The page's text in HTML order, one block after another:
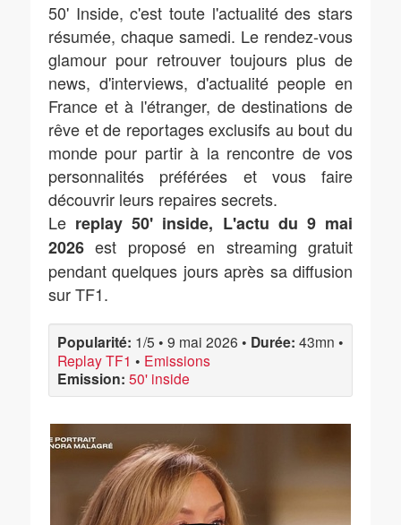
50' Inside, c'est toute l'actualité des stars
résumée, chaque samedi. Le rendez-vous
glamour pour retrouver toujours plus de
news, d'interviews, d'actualité people en
France et à l'étranger, de destinations de
rêve et de reportages exclusifs au bout du
monde pour partir à la rencontre de vos
personnalités préférées et vous faire
découvrir leurs repaires secrets.
Le replay 50' inside, L'actu du 9 mai
2026 est proposé en streaming gratuit
pendant quelques jours après sa diffusion
sur TF1.
Popularité: 1/5 • 9 mai 2026 • Durée: 43mn •
Replay TF1 • Emissions
Emission: 50' inside